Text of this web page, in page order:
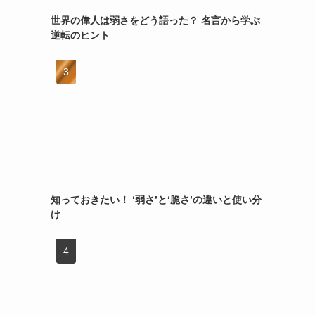
世界の偉人は弱さをどう語った？ 名言から学ぶ
逆転のヒント
知っておきたい！ ‘弱さ’と‘脆さ’の違いと使い分
け